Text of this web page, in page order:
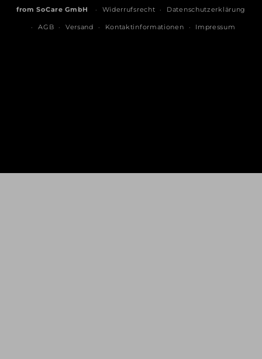
fromSoCare GmbH Widerrufsrecht Datenschutzerklärung
AGB Versand Kontaktinformationen Impressum